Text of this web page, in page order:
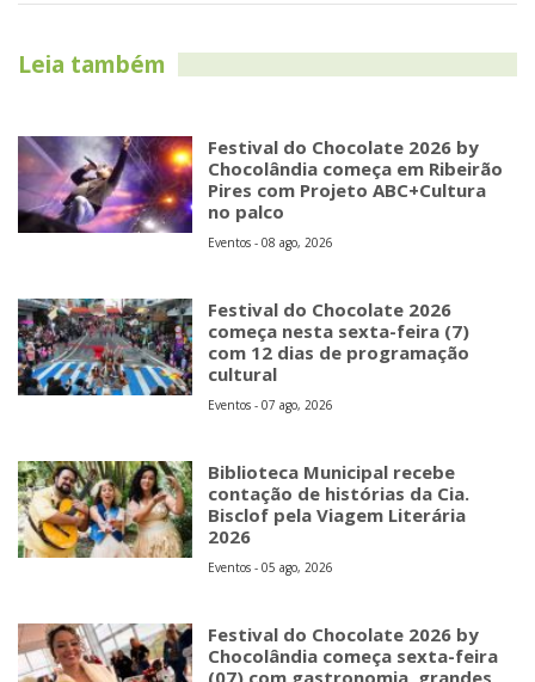
Leia também
Festival do Chocolate 2026 by
Chocolândia começa em Ribeirão
Pires com Projeto ABC+Cultura
no palco
Eventos - 08 ago, 2026
Festival do Chocolate 2026
começa nesta sexta-feira (7)
com 12 dias de programação
cultural
Eventos - 07 ago, 2026
Biblioteca Municipal recebe
contação de histórias da Cia.
Bisclof pela Viagem Literária
2026
Eventos - 05 ago, 2026
Festival do Chocolate 2026 by
Chocolândia começa sexta-feira
(07) com gastronomia, grandes